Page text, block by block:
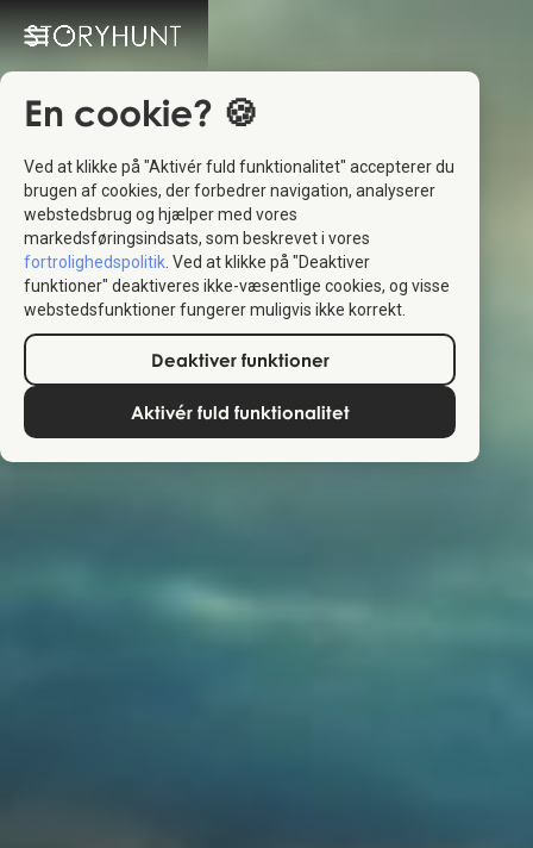
En cookie? 🍪
Ved at klikke på "Aktivér fuld funktionalitet" accepterer du
brugen af cookies, der forbedrer navigation, analyserer
webstedsbrug og hjælper med vores
markedsføringsindsats, som beskrevet i vores
fortrolighedspolitik . Ved at klikke på "Deaktiver
funktioner" deaktiveres ikke-væsentlige cookies, og visse
webstedsfunktioner fungerer muligvis ikke korrekt.
Deaktiver funktioner
Aktivér fuld funktionalitet